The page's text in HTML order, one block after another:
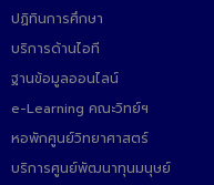
ปฏิทินการศึกษา
บริการด้านไอที
ฐานข้อมูลออนไลน์
e-Learning คณะวิทย์ฯ
หอพักศูนย์วิทยาศาสตร์
บริการศูนย์พัฒนาทุนมนุษย์